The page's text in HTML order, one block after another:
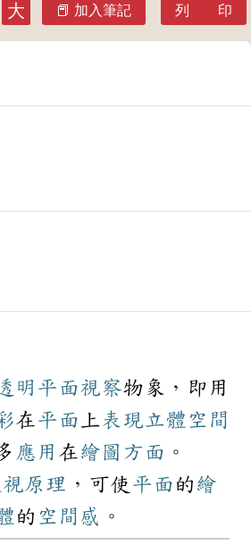
大 加入筆記 列 印
明 平面視察物象，即用
在平面 上表現立體 空間
應用 在繪圖 方面 。
原理 ，可使 平面 的 繪
的 空間感 。